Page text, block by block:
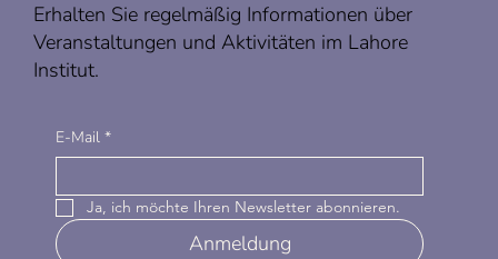
Erhalten Sie regelmäßig Informationen über
Veranstaltungen und Aktivitäten im Lahore
Institut.
E-Mail *
Ja, ich möchte Ihren Newsletter abonnieren.
Anmeldung